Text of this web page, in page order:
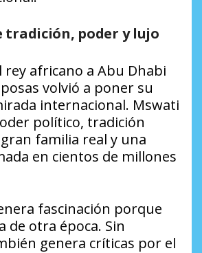
tradición, poder y lujo
rey africano a Abu Dhabi
volvió a poner su
internacional. Mswati
político, tradición
familia real y una
en cientos de millones
fascinación porque
de otra época. Sin
genera críticas por el